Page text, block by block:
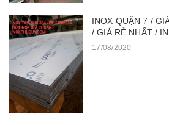
INOX QUẬN 7 /
/ GIÁ RẺ NHẤT /
17/08/2020